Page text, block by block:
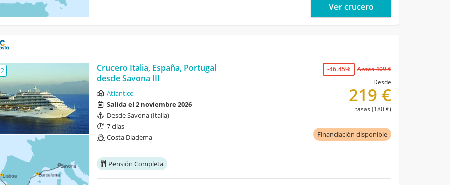
Ver crucero
Crucero Italia, España, Portugal
desde Savona III
Atlántico
Salida el 2 noviembre 2026
Desde Savona (Italia)
7 días
Costa Diadema
Pensión Completa
Financiación disponible
-46.45%
Antes 409 €
Desde
219 €
+ tasas (180 €)